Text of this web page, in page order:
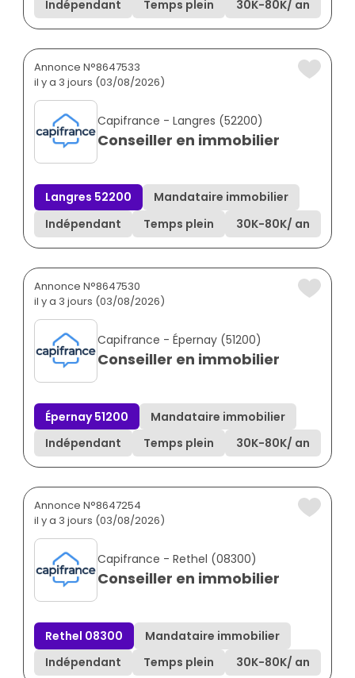
Indépendant
Temps plein 30K-80K/ an
Annonce N°8647533
il y a 3 jours (03/08/2026)
Capifrance - Langres (52200)
Conseiller en immobilier
Langres 52200
Mandataire immobilier
Indépendant
Temps plein 30K-80K/ an
Annonce N°8647530
il y a 3 jours (03/08/2026)
Capifrance - Épernay (51200)
Conseiller en immobilier
Épernay 51200
Mandataire immobilier
Indépendant
Temps plein 30K-80K/ an
Annonce N°8647254
il y a 3 jours (03/08/2026)
Capifrance - Rethel (08300)
Conseiller en immobilier
Rethel 08300
Mandataire immobilier
Indépendant
Temps plein 30K-80K/ an